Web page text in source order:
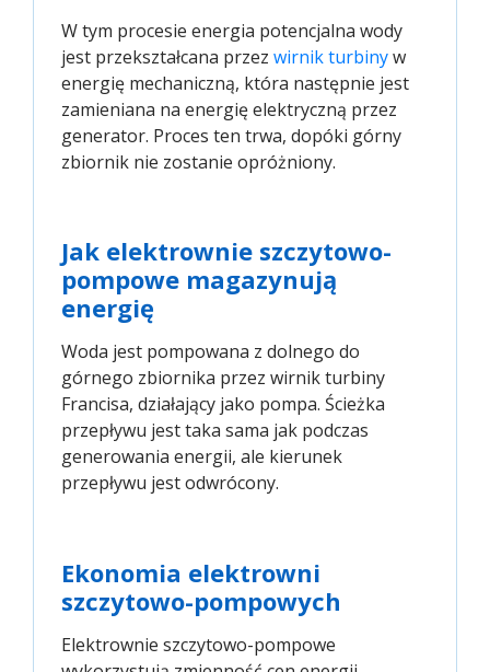
W tym procesie energia potencjalna wody
jest przekształcana przez wirnik turbinyw
energię mechaniczną, która następnie jest
zamieniana na energię elektryczną przez
generator. Proces ten trwa, dopóki górny
zbiornik nie zostanie opróżniony.
Jak elektrownie szczytowo-
pompowe magazynują
energię
Woda jest pompowana z dolnego do
górnego zbiornika przez wirnik turbiny
Francisa, działający jako pompa. Ścieżka
przepływu jest taka sama jak podczas
generowania energii, ale kierunek
przepływu jest odwrócony.
Ekonomia elektrowni
szczytowo-pompowych
Elektrownie szczytowo-pompowe